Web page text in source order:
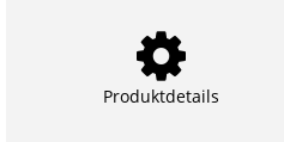
Produktdetails